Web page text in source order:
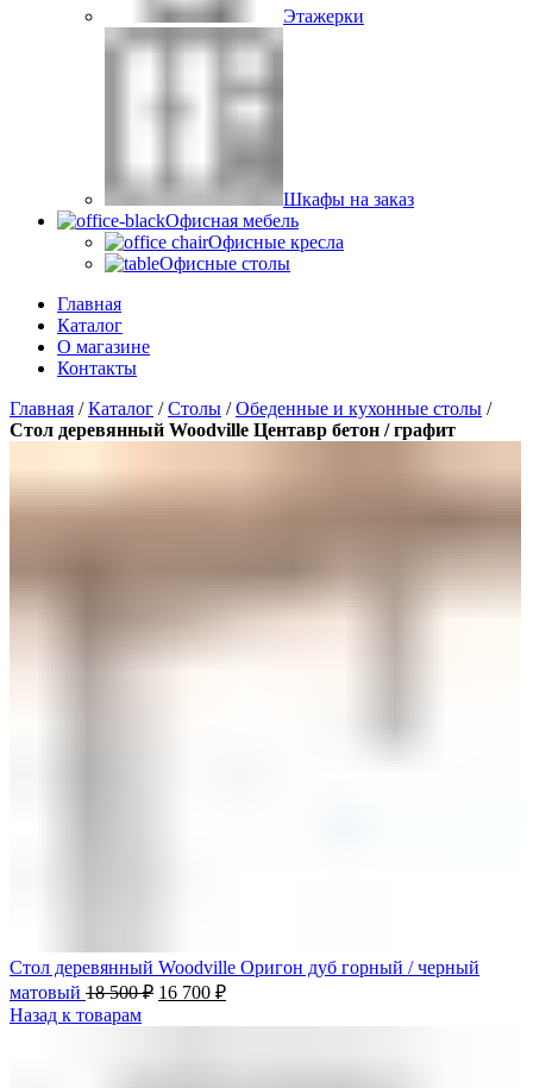
Этажерки
Шкафы на заказ
Офисная мебель
Офисные кресла
Офисные столы
Главная
Каталог
О магазине
Контакты
Главная /Каталог /Столы /Обеденные и кухонные столы /
Стол деревянный Woodville Центавр бетон / графит
Стол деревянный Woodville Оригон дуб горный / черный
матовый 18 500₽ 16 700 ₽
Назад к товарам